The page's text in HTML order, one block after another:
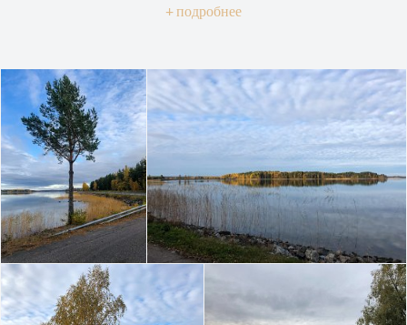
подробнее